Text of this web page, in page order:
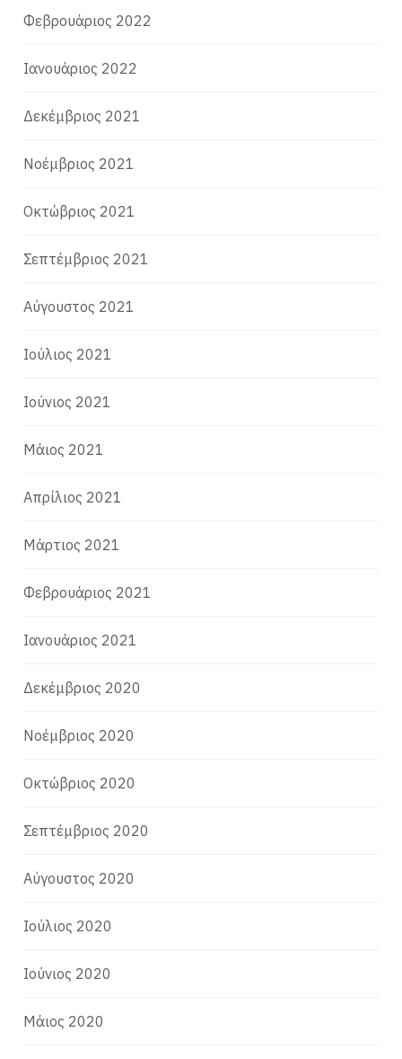
Φεβρουάριος 2022
Ιανουάριος 2022
Δεκέμβριος 2021
Νοέμβριος 2021
Οκτώβριος 2021
Σεπτέμβριος 2021
Αύγουστος 2021
Ιούλιος 2021
Ιούνιος 2021
Μάιος 2021
Απρίλιος 2021
Μάρτιος 2021
Φεβρουάριος 2021
Ιανουάριος 2021
Δεκέμβριος 2020
Νοέμβριος 2020
Οκτώβριος 2020
Σεπτέμβριος 2020
Αύγουστος 2020
Ιούλιος 2020
Ιούνιος 2020
Μάιος 2020